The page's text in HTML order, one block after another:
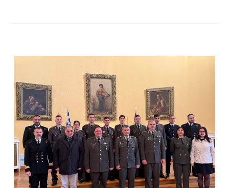
144ης
Εκπαιδευτικής
Σειράς
Αξιωματικών
Αναλυτών-
Προγραμματιστών